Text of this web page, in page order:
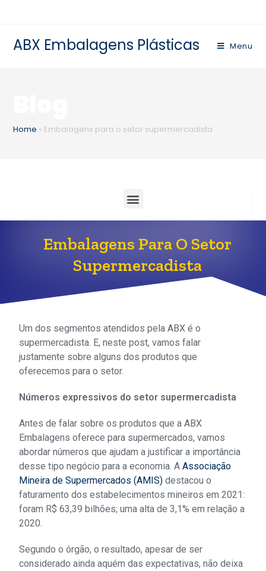
ABX Embalagens Plásticas Menu
Home » Embalagens para o setor supermercadista
Embalagens Para O Setor
Supermercadista
Um dos segmentos atendidos pela ABX é o
supermercadista. E, neste post, vamos falar
justamente sobre alguns dos produtos que
oferecemos para o setor.
Números expressivos do setor supermercadista
Antes de falar sobre os produtos que a ABX
Embalagens oferece para supermercados, vamos
abordar números que ajudam a justificar a importância
desse tipo negócio para a economia. AAssociação
Mineira de Supermercados (AMIS) destacou o
faturamento dos estabelecimentos mineiros em 2021:
foram R$ 63,39 bilhões; uma alta de 3,1% em relação a
2020.
Segundo o órgão, o resultado, apesar de ser
considerado ainda aquém das expectativas, não deixa